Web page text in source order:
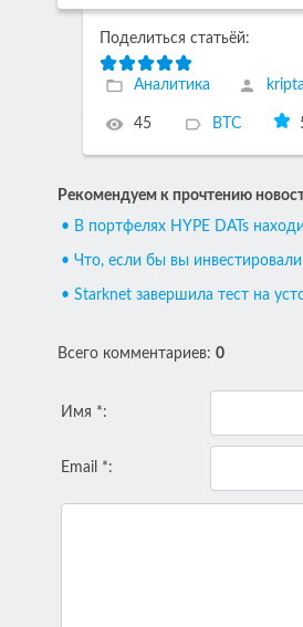
Поделиться статьёй:
Аналитика
45 BTC
Рекомендуем к прочтению
• В портфелях HYPE DATs
• Что, если бы вы
• Starknet завершила тест на
Всего комментариев: 0
Имя *:
Email *: